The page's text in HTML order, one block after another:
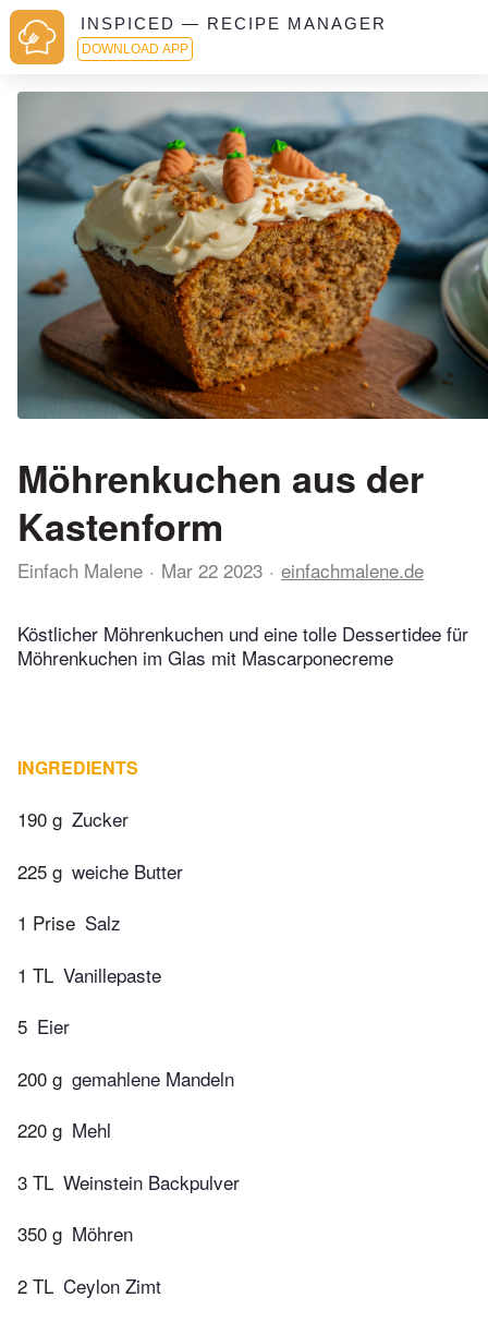
INSPICED — RECIPE MANAGER
DOWNLOAD APP
Möhrenkuchen aus der
Kastenform
Einfach Malene Mar 22 2023 einfachmalene.de
Köstlicher Möhrenkuchen und eine tolle Dessertidee für
Möhrenkuchen im Glas mit Mascarponecreme
INGREDIENTS
190 g Zucker
225 g weiche Butter
1 Prise Salz
1 TL Vanillepaste
5 Eier
200 g gemahlene Mandeln
220 g Mehl
3 TL Weinstein Backpulver
350 g Möhren
2 TL Ceylon Zimt